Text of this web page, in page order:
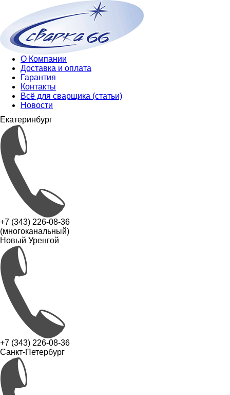
О Компании
Доставка и оплата
Гарантия
Контакты
Всё для сварщика (статьи)
Новости
Екатеринбург
+7 (343) 226-08-36
(многоканальный)
Новый Уренгой
+7 (343) 226-08-36
Санкт-Петербург